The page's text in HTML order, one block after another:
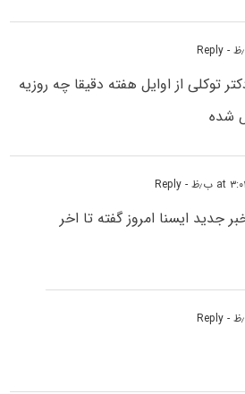
- Reply
توکلی از اوایل هفته دقیقا چه روزیه
شده
- Reply
جدید ایسنا امروز گفته تا اخر
- Reply